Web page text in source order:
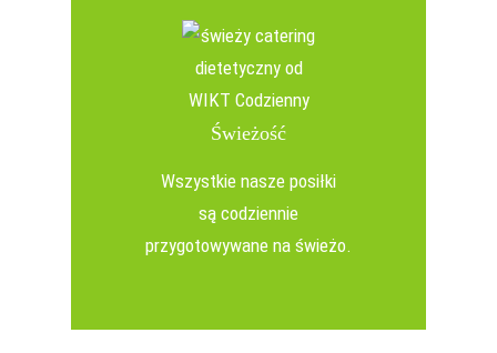
Świeżość
Wszystkie nasze posiłki
są codziennie
przygotowywane na świeżo.